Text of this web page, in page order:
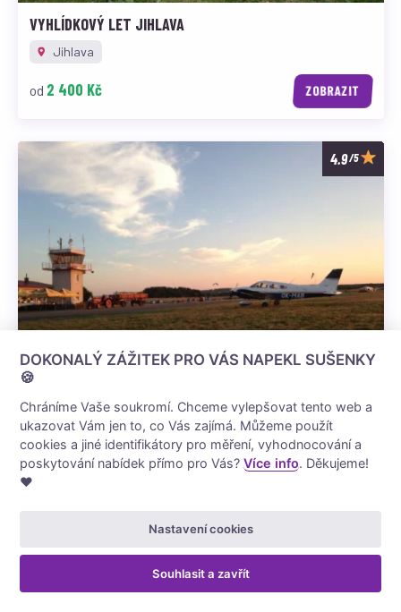
VYHLÍDKOVÝ LET JIHLAVA
Jihlava
od 2 400 Kč ZOBRAZIT
/5
VYHLÍDKOVÝ LET Z JINDŘICHOVA HRADCE
Jindřichův Hradec
DOKONALÝ ZÁŽITEK PRO VÁS NAPEKL SUŠENKY
🍪
Chráníme Vaše soukromí. Chceme vylepšovat tento web a
ukazovat Vám jen to, co Vás zajímá. Můžeme použít
cookies a jiné identifikátory pro měření, vyhodnocování a
poskytování nabídek přímo pro Vás?Více info. Děkujeme!
❤️
Nastavení cookies
Souhlasit a zavřít